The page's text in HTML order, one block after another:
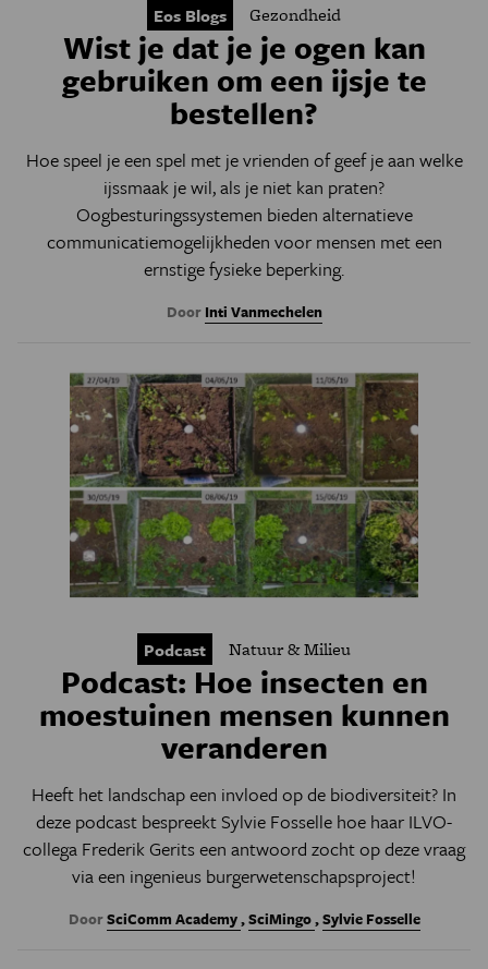
Eos Blogs Gezondheid
Wist je dat je je ogen kan
gebruiken om een ijsje te
bestellen?
Hoe speel je een spel met je vrienden of geef je aan welke
ijssmaak je wil, als je niet kan praten?
Oogbesturingssystemen bieden alternatieve
communicatiemogelijkheden voor mensen met een
ernstige fysieke beperking.
Door Inti Vanmechelen
Podcast Natuur & Milieu
Podcast: Hoe insecten en
moestuinen mensen kunnen
veranderen
Heeft het landschap een invloed op de biodiversiteit? In
deze podcast bespreekt Sylvie Fosselle hoe haar ILVO-
collega Frederik Gerits een antwoord zocht op deze vraag
via een ingenieus burgerwetenschapsproject!
DoorSciComm Academy,SciMingo,Sylvie Fosselle